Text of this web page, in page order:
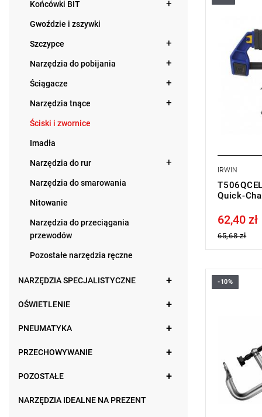
Końcówki BIT
Gwoździe i zszywki
Szczypce
Narzędzia do pobijania
Ściągacze
Narzędzia tnące
Ściski i zwornice
Imadła
Narzędzia do rur
Narzędzia do smarowania
Nitowanie
Narzędzia do przeciągania
przewodów
Pozostałe narzędzia ręczne
NARZĘDZIA SPECJALISTYCZNE
OŚWIETLENIE
PNEUMATYKA
PRZECHOWYWANIE
POZOSTAŁE
NARZĘDZIA IDEALNE NA PREZENT
• Rozstaw
IRWIN
Quick-
Price tax
62,40 zł
65,68 zł
A: 1000 mm
Masa:
Typ
produktu
-10%